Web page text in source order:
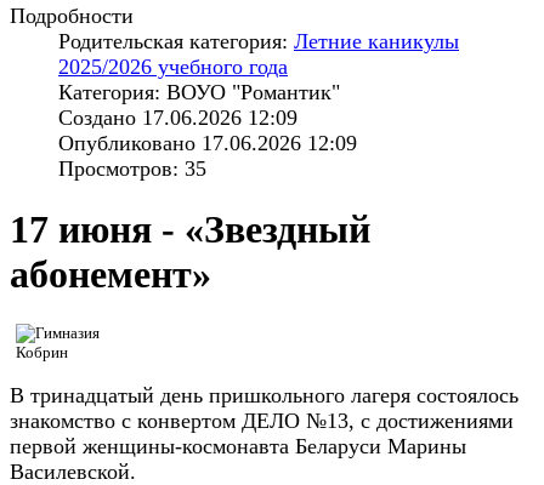
Подробности
Родительская категория: Летние каникулы
2025/2026 учебного года
Категория: ВОУО "Романтик"
Создано 17.06.2026 12:09
Опубликовано 17.06.2026 12:09
Просмотров: 35
17 июня - «Звездный
абонемент»
В тринадцатый день пришкольного лагеря состоялось
знакомство с конвертом ДЕЛО №13, с достижениями
первой женщины-космонавта Беларуси Марины
Василевской.